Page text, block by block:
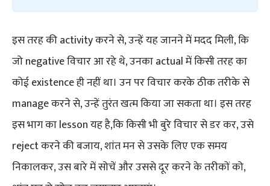
इस तरह की activity करने से, उन्हें यह जानने में मदद मिली, कि
जो negative विचार आ रहे थे, उनका actual में किसी तरह का
कोई existence ही नहीं था। उन पर विचार करके ठीक तरीके से
manage करने से, उन्हें तुरंत खत्म किया जा सकता था। इस तरह
इस भाग का lesson यह है,कि किसी भी बुरे विचार से डर कर, उसे
reject करने की बजाय, शांत मन से उसके लिए एक समय
निकालकर, उस बारे में सोचें और उससे दूर करने के तरीकों को,